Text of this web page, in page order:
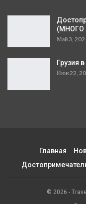
(МНОГО
Май 3,
Грузия
Июн 22,
Главная
© 2026 -